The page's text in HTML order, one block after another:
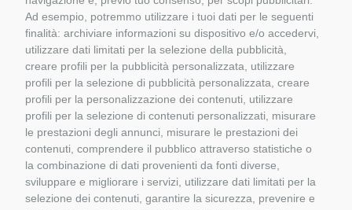
Ad esempio, potremmo utilizzare i tuoi dati per le seguenti
finalità: archiviare informazioni su dispositivo e/o accedervi,
utilizzare dati limitati per la selezione della pubblicità,
creare profili per la pubblicità personalizzata, utilizzare
profili per la selezione di pubblicità personalizzata, creare
profili per la personalizzazione dei contenuti, utilizzare
profili per la selezione di contenuti personalizzati, misurare
le prestazioni degli annunci, misurare le prestazioni dei
contenuti, comprendere il pubblico attraverso statistiche o
la combinazione di dati provenienti da fonti diverse,
sviluppare e migliorare i servizi, utilizzare dati limitati per la
selezione dei contenuti, garantire la sicurezza, prevenire e
MODELLISMO 1:43
MODELLISMO 1:24
CASCHI PILOTI 1/5
LEGO
CADA
REOBRIX
CUBIX
BRIXIES
PANTASY
COBI
BRUDER
BUONI REGALO